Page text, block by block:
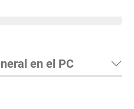
en el PC